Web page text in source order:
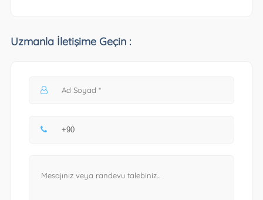
Uzmanla İletişime Geçin :